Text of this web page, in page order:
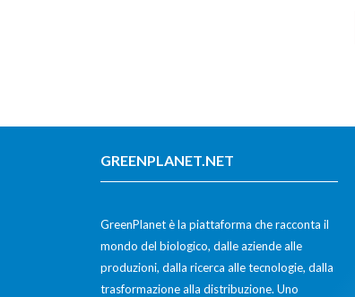
GREENPLANET.NET
GreenPlanet è la piattaforma che racconta il
mondo del biologico, dalle aziende alle
produzioni, dalla ricerca alle tecnologie, dalla
trasformazione alla distribuzione. Uno